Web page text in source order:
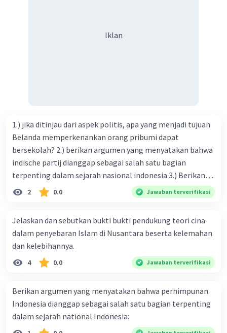
Iklan
1.) jika ditinjau dari aspek politis, apa yang menjadi tujuan
Belanda memperkenankan orang pribumi dapat
bersekolah? 2.) berikan argumen yang menyatakan bahwa
indische partij dianggap sebagai salah satu bagian
terpenting dalam sejarah nasional indonesia 3.) Berikan
argumen yang menyatakan bahwa Perhimpunan
Indonesia dianggap sebagai salah satu bagian terpenting
dengan masa radikal dalam pergerakan nasional
Indonesia? Lalu bagaimana reaksi pemerintah kolonial
menghadapinya! -masa radikal itu adalah
2 0.0 Jawaban terverifikasi
Jelaskan dan sebutkan bukti bukti pendukung teori cina
dalam penyebaran Islam di Nusantara beserta kelemahan
dan kelebihannya.
4 0.0 Jawaban terverifikasi
Berikan argumen yang menyatakan bahwa perhimpunan
Indonesia dianggap sebagai salah satu bagian terpenting
dalam sejarah national Indonesia: